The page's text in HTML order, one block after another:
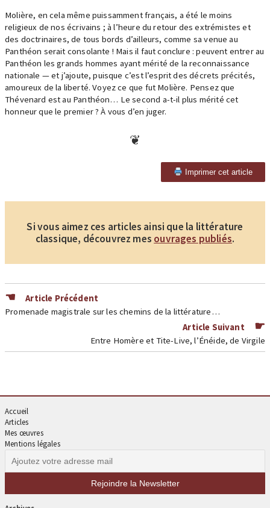
Molière, en cela même puissamment français, a été le moins
religieux de nos écrivains ; à l’heure du retour des extrémistes et
des doctrinaires, de tous bords d’ailleurs, comme sa venue au
Panthéon serait consolante ! Mais il faut conclure : peuvent entrer au
Panthéon les grands hommes ayant mérité de la reconnaissance
nationale — et j’ajoute, puisque c’est l’esprit des décrets précités,
amoureux de la liberté. Voyez ce que fut Molière. Pensez que
Thévenard est au Panthéon… Le second a-t-il plus mérité cet
honneur que le premier ? À vous d’en juger.
Imprimer cet article
Si vous aimez ces articles ainsi que la littérature
classique, découvrez mes ouvrages publiés.
Article Précédent
Promenade magistrale sur les chemins de la littérature…
Article Suivant
Entre Homère et Tite-Live, l’Énéide, de Virgile
Accueil
Articles
Mes œuvres
Mentions légales